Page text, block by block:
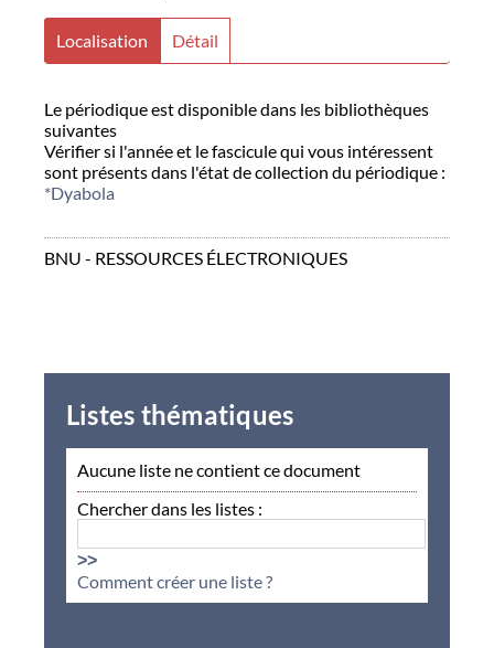
Localisation Détail
Le périodique est disponible dans les bibliothèques
suivantes
Vérifier si l'année et le fascicule qui vous intéressent
sont présents dans l'état de collection du périodique :
*Dyabola
BNU - RESSOURCES ÉLECTRONIQUES
Listes thématiques
Aucune liste ne contient ce document
Chercher dans les listes :
>>
Comment créer une liste ?